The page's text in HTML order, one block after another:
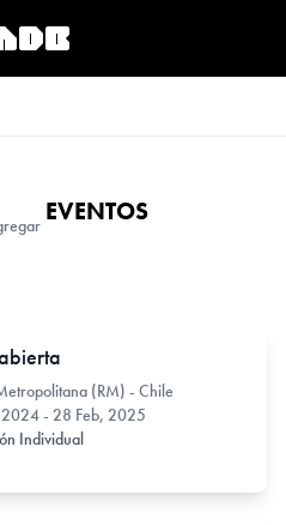
EVENTOS
(RM) - Chile
- 28 Feb, 2025
Individual